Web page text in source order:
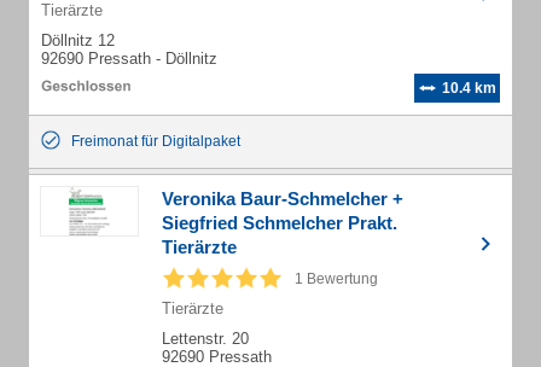
Tierärzte
Döllnitz 12
92690 Pressath - Döllnitz
10.4 km
Freimonat für Digitalpaket
Veronika Baur-Schmelcher +
Siegfried Schmelcher Prakt.
Tierärzte
1 Bewertung
Tierärzte
Lettenstr. 20
92690 Pressath